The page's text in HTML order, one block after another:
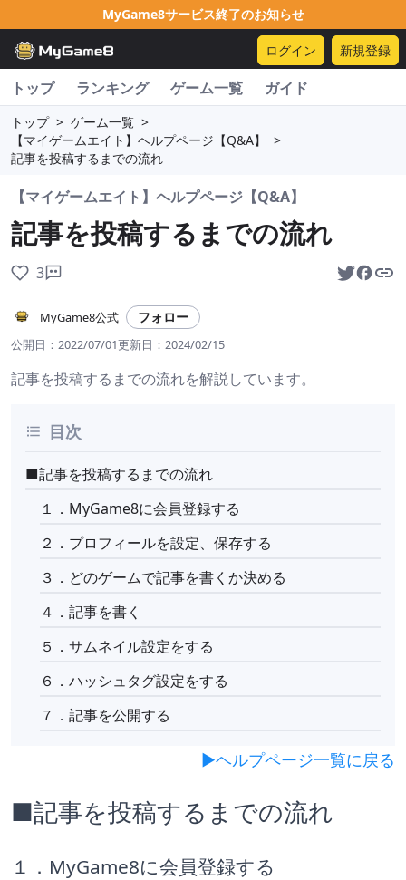
MyGame8サービス終了のお知らせ
ログイン 新規登録
トップ ランキング ゲーム一覧 ガイド
トップ > ゲーム一覧 >
【マイゲームエイト】ヘルプページ【Q&A】
>
記事を投稿するまでの流れ
【マイゲームエイト】ヘルプページ【Q&A】
記事を投稿するまでの流れ
3
MyGame8公式 フォロー
公開日： 2022/07/01更新日： 2024/02/15
記事を投稿するまでの流れを解説しています。
目次
■記事を投稿するまでの流れ
１．MyGame8に会員登録する
２．プロフィールを設定、保存する
３．どのゲームで記事を書くか決める
４．記事を書く
５．サムネイル設定をする
６．ハッシュタグ設定をする
７．記事を公開する
▶︎ヘルプページ一覧に戻る
■記事を投稿するまでの流れ
１．MyGame8に会員登録する